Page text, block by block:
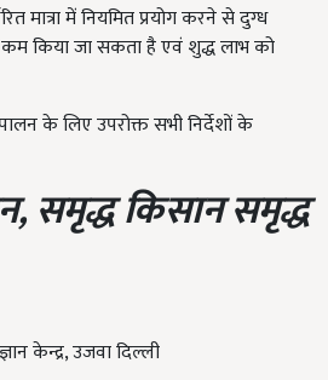
मात्रा में नियमित प्रयोग करने से दुग्ध
किया जा सकता है एवं शुद्ध लाभ को
के लिए उपरोक्त सभी निर्देशों के
समृद्धकिसानसमृद्ध
केन्द्र, उजवा दिल्ली